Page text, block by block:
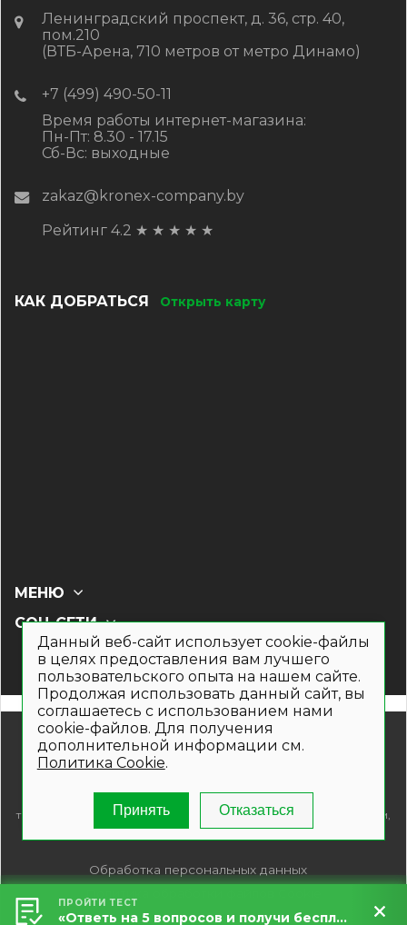
Ленинградский проспект, д. 36, стр. 40,
пом.210
(ВТБ-Арена, 710 метров от метро Динамо)
+7 (499) 490-50-11
Время работы интернет-магазина:
Пн-Пт: 8.30 - 17.15
Сб-Вс: выходные
zakaz@kronex-company.by
Рейтинг 4.2 ★ ★ ★ ★ ★
КАК ДОБРАТЬСЯ Открыть карту
СОЦ СЕТИ
МЕНЮ
© 2019- 2026. Общество с ограниченной ответственностью
«Кронекс»
Информация на сайте носит рекламно-информационный
товаров и (или) услуг , пожалуйста, обращайтесь по телефонам,
указанным на сайте.
Обработка персональных данных
Данный веб-сайт использует cookie-файлы
в целях предоставления вам лучшего
пользовательского опыта на нашем сайте.
Продолжая использовать данный сайт, вы
соглашаетесь с использованием нами
cookie-файлов. Для получения
дополнительной информации см.
Политика Cookie.
Принять Отказаться
ПРОЙТИ ТЕСТ
«Ответь на 5 вопросов и получи бесплатный расчет террасы за 5 минут!»